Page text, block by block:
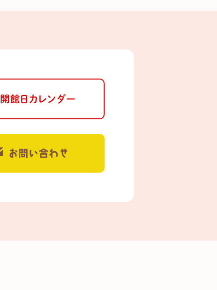
開館日カレンダー
お問い合わせ